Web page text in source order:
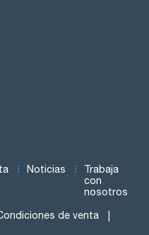
Noticias
Trabaja
con
nosotros
de venta